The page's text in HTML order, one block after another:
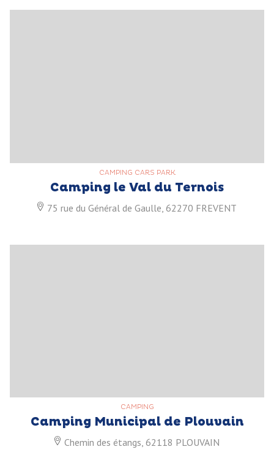
CAMPING CARS PARK
Camping le Val du Ternois
75 rue du Général de Gaulle, 62270 FREVENT
CAMPING
Camping Municipal de Plouvain
Chemin des étangs, 62118 PLOUVAIN